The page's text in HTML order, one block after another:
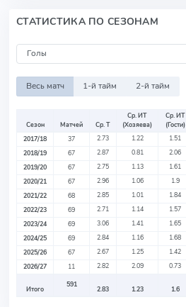
СТАТИСТИКА ПО СЕЗОНАМ
Весь матч 1-й тайм 2-й тайм
Сезон Матчей Ср. Т
Ср. ИТ
(Хозяева)
Ср. ИТ
(Гости)
2017/18
37 2.73 1.22 1.51
2018/19
67 2.87 0.81 2.06
2019/20
67 2.75 1.13 1.61
2020/21
67 2.96 1.06 1.9
2021/22
68 2.85 1.01 1.84
2022/23
69 2.71 1.14 1.57
2023/24
69 3.06 1.41 1.65
2024/25
69 2.84 1.16 1.68
2025/26
67 2.67 1.25 1.42
2026/27
11 2.82 2.09 0.73
Итого
591
2.83 1.23 1.6